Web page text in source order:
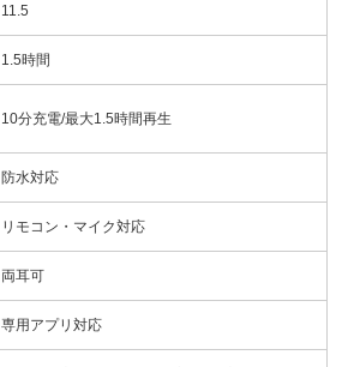
11.5
1.5時間
10分充電/最大1.5時間再生
防水対応
リモコン・マイク対応
両耳可
専用アプリ対応